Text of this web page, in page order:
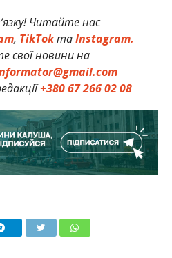
Читайте нас
, TikTokтаInstagram.
свої новини на
+380 67 266 02 08